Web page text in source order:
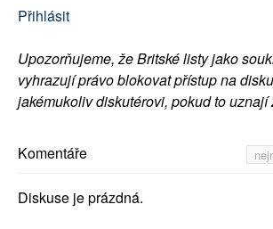
Přihlásit
Upozorňujeme, že Britské listy jako
vyhrazují právo blokovat přístup na
jakémukoliv diskutérovi, pokud to uznají
Komentáře
Diskuse je prázdná.